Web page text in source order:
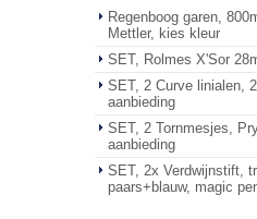
Regenboog garen,
Mettler, kies kleur
SET, Rolmes X'Sor
SET, 2 Curve linialen,
aanbieding
SET, 2 Tornmesjes,
aanbieding
SET, 2x Verdwijnstift,
paars+blauw, magic